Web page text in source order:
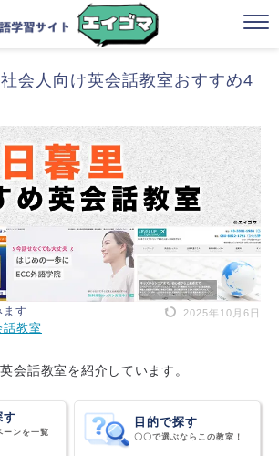
会人向け英会話教室おすすめ4
ます 2025年10月6日
教室
会話教室を紹介しています。
す
ーンを一覧
目的で探す
〇〇で選ぶならこの教室！